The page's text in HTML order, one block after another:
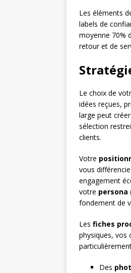
Les éléments
labels de
moyenne 70%
retour et de
Le choix de
idées reçues,
large peut
sélection
clients.
Votre
vous
engagement
votre persona
fondement de
Les fiches
physiques, vos
Des